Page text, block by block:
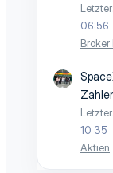
06:56
Broker
10:35
Aktien